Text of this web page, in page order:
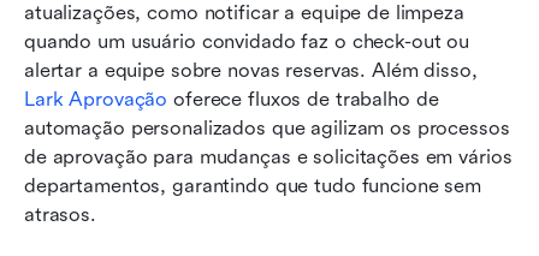
atualizações, como notificar a equipe de limpeza
quando um usuário convidado faz o check-out ou
Lark Aprovação oferece fluxos de trabalho de
automação personalizados que agilizam os processos
de aprovação para mudanças e solicitações em vários
departamentos, garantindo que tudo funcione sem
atrasos.